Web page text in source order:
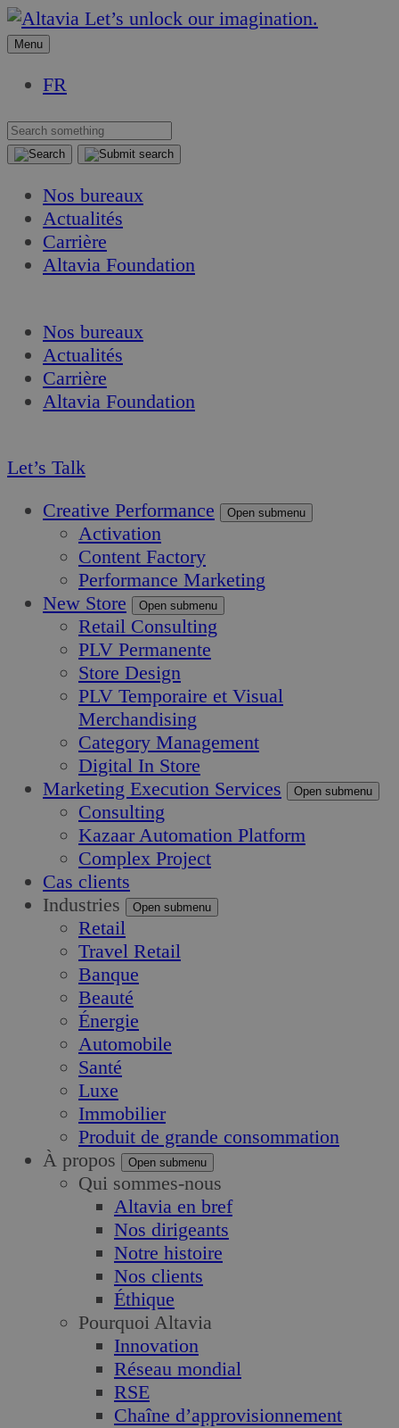
Aller
au
Aller
au
Let’s unlock our imagination.
Menu
FR
Nos bureaux
Actualités
Carrière
Altavia Foundation
Nos bureaux
Actualités
Carrière
Altavia Foundation
Let’s Talk
Creative Performance
Open submenu
Activation
Content Factory
Performance Marketing
New Store
Open submenu
Retail Consulting
PLV Permanente
Store Design
PLV Temporaire et Visual
Merchandising
Category Management
Digital In Store
Marketing Execution Services
Open submenu
Consulting
Kazaar Automation Platform
Complex Project
Cas clients
Industries
Open submenu
Retail
Travel Retail
Banque
Beauté
Énergie
Automobile
Santé
Luxe
Immobilier
Produit de grande consommation
À propos
Open submenu
Qui sommes-nous
Altavia en bref
Nos dirigeants
Notre histoire
Nos clients
Éthique
Pourquoi Altavia
Innovation
Réseau mondial
RSE
Chaîne d’approvisionnement